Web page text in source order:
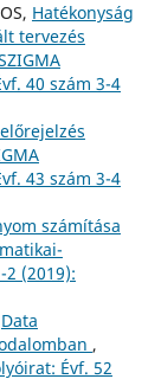
Hatékonyság
tervezés
40 szám 3-4
43 szám 3-4
számítása
2 (2019):
Data
,
Évf. 52